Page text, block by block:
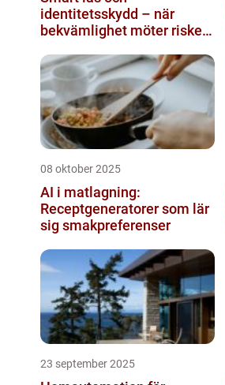
identitetsskydd – när
bekvämlighet möter risker
08 oktober 2025
AI i matlagning:
Receptgeneratorer som lär
sig smakpreferenser
23 september 2025